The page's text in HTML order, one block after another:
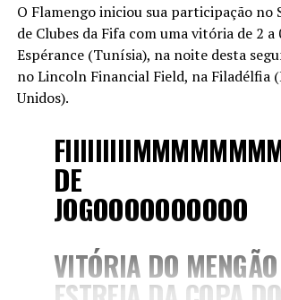
O Flamengo iniciou sua participação no
de Clubes da Fifa com uma vitória de 2 a
Espérance (Tunísia), na noite desta
no Lincoln Financial Field, na Filadélfia
Unidos).
DE
JOGOOOOOOOOOO
VITÓRIA DO